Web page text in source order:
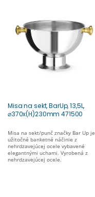
Misa na sekt, BarUp, 13,5L,
⌀370x(H)230mm 471500
Misa na sekt/punč značky Bar Up je
užitočné banketné náčinie z
nehrdzavejúcej ocele vybavené
elegantnými uchami. Vyrobená z
nehrdzavejúcej ocele.